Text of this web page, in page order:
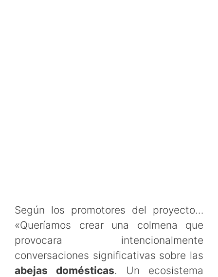
Según los promotores del proyecto…
«Queríamos crear una colmena que
provocara intencionalmente
conversaciones significativas sobre las
abejas domésticas. Un ecosistema